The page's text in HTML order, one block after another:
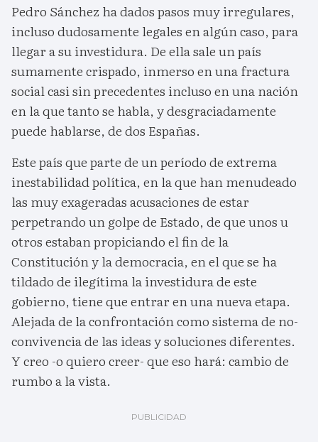
Pedro Sánchez ha dados pasos muy irregulares,
incluso dudosamente legales en algún caso, para
llegar a su investidura. De ella sale un país
sumamente crispado, inmerso en una fractura
social casi sin precedentes incluso en una nación
en la que tanto se habla, y desgraciadamente
puede hablarse, de dos Españas.
Este país que parte de un período de extrema
inestabilidad política, en la que han menudeado
las muy exageradas acusaciones de estar
perpetrando un golpe de Estado, de que unos u
otros estaban propiciando el fin de la
Constitución y la democracia, en el que se ha
tildado de ilegítima la investidura de este
gobierno, tiene que entrar en una nueva etapa.
Alejada de la confrontación como sistema de no-
convivencia de las ideas y soluciones diferentes.
Y creo -o quiero creer- que eso hará: cambio de
rumbo a la vista.